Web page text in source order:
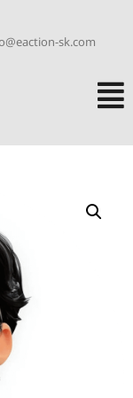
sk.com